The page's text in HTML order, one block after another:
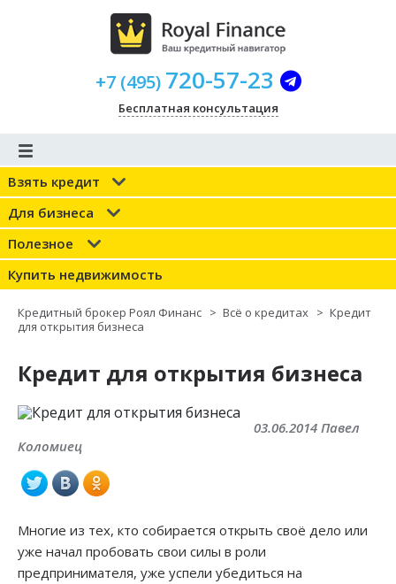
+7(495) 720-57-23
Бесплатная консультация
Взять кредит
Для бизнеса
Полезное
Купить недвижимость
Кредитный брокер Роял Финанс > Всё о кредитах > Кредит
для открытия бизнеса
Кредит для открытия бизнеса
03.06.2014 Павел
Коломиец
Многие из тех, кто собирается открыть своё дело или
уже начал пробовать свои силы в роли
предпринимателя, уже успели убедиться на